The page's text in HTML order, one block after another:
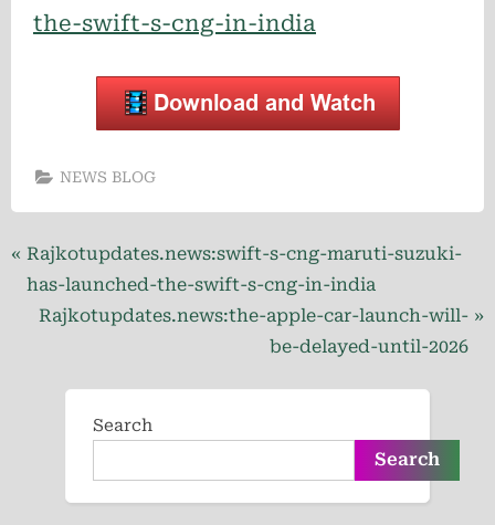
the-swift-s-cng-in-india
NEWS BLOG
Post
navigation
P
r
Rajkotupdates.news:swift-s-cng-maruti-suzuki-
has-launched-the-swift-s-cng-in-india
N
Rajkotupdates.news:the-apple-car-launch-will-
be-delayed-until-2026
Search
Search